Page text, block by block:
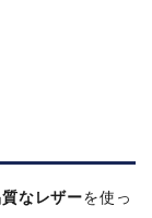
なレザーを使っ